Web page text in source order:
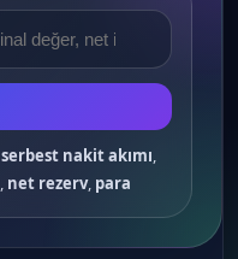
serbest nakit akımı,
, net rezerv, para